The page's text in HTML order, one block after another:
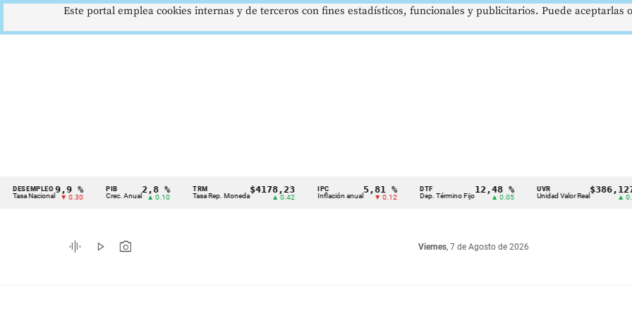
Cintillo
indicadores
económicos
Nacional
9,9 %
▼ 0.30
PIB
Crec. Anual
2,8 %
▲ 0.10
TRM
Tasa Rep. Moneda
$4178,23
▲ 0.42
IPC
Inflación anual
5,81 %
▼ 0.12
DTF
Dep. Término Fijo
12,48 %
▲ 0.05
UVR
Unidad Valor Real
$386,1273
graphic_eq play_arrow photo_camera Viernes, 7 de Agosto de 2026
Este portal emplea cookies internas y de terceros con fines estadísticos, funcionales y publicitarios. Puede aceptarlas